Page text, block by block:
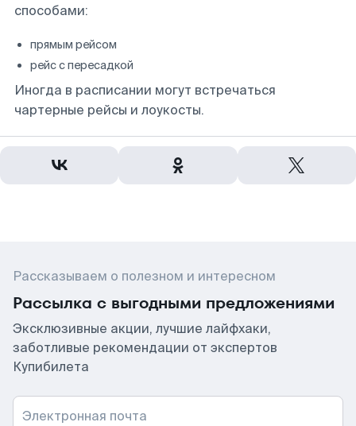
способами:
прямым рейсом
рейс с пересадкой
Иногда в расписании могут встречаться
чартерные рейсы и лоукосты.
Рассказываем о полезном и интересном
Рассылка с выгодными предложениями
Эксклюзивные акции, лучшие лайфхаки,
заботливые рекомендации от экспертов
Купибилета
Электронная почта